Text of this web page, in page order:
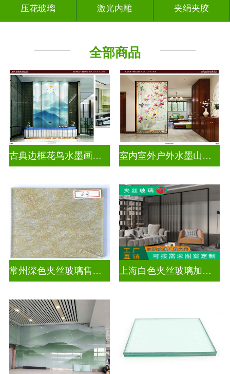
压花玻璃 激光内雕 夹绢夹胶
全部商品
古典边框花鸟水墨画玻璃 室内室外户外水墨山水画玻璃
常州深色夹丝玻璃售价多少 上海白色夹丝玻璃加工厂